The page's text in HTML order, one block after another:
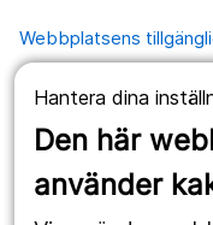
Hantera dina
Den här
använder
Webbplatsens
Våra
1177.se